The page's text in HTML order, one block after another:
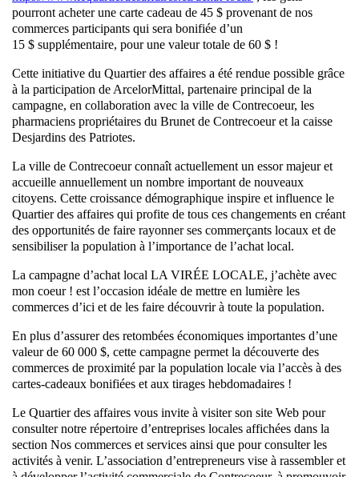
pourront acheter une carte cadeau de 45 $ provenant de nos
commerces participants qui sera bonifiée d’un
15 $ supplémentaire, pour une valeur totale de 60 $ !
Cette initiative du Quartier des affaires a été rendue possible grâce
à la participation de ArcelorMittal, partenaire principal de la
campagne, en collaboration avec la ville de Contrecoeur, les
pharmaciens propriétaires du Brunet de Contrecoeur et la caisse
Desjardins des Patriotes.
La ville de Contrecoeur connaît actuellement un essor majeur et
accueille annuellement un nombre important de nouveaux
citoyens. Cette croissance démographique inspire et influence le
Quartier des affaires qui profite de tous ces changements en créant
des opportunités de faire rayonner ses commerçants locaux et de
sensibiliser la population à l’importance de l’achat local.
La campagne d’achat local LA VIRÉE LOCALE, j’achète avec
mon coeur ! est l’occasion idéale de mettre en lumière les
commerces d’ici et de les faire découvrir à toute la population.
En plus d’assurer des retombées économiques importantes d’une
valeur de 60 000 $, cette campagne permet la découverte des
commerces de proximité par la population locale via l’accès à des
cartes-cadeaux bonifiées et aux tirages hebdomadaires !
Le Quartier des affaires vous invite à visiter son site Web pour
consulter notre répertoire d’entreprises locales affichées dans la
section Nos commerces et services ainsi que pour consulter les
activités à venir. L’association d’entrepreneurs vise à rassembler et